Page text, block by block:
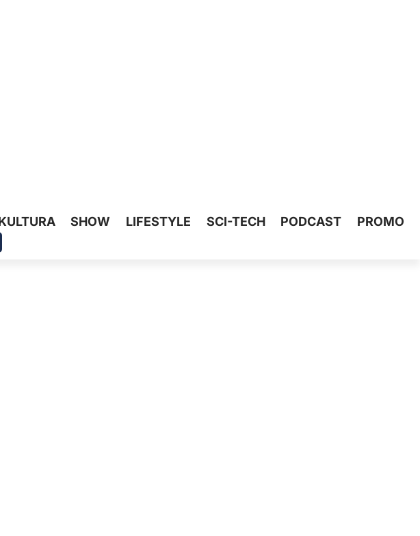
SHOW LIFESTYLE SCI-TECH PODCAST
PROMO